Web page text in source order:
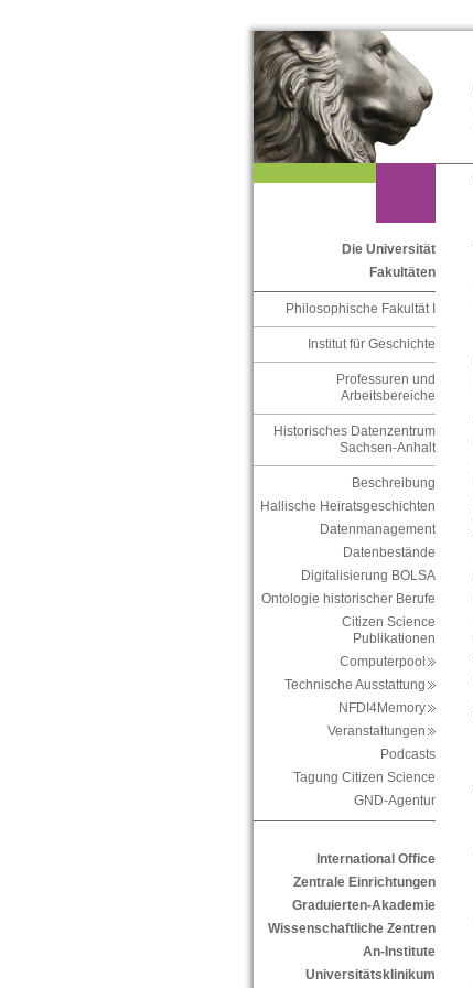
Die Universität
Fakultäten
Philosophische Fakultät I
Institut für Geschichte
Professuren und
Arbeitsbereiche
Historisches Datenzentrum
Sachsen-Anhalt
Beschreibung
Hallische Heiratsgeschichten
Datenmanagement
Datenbestände
Digitalisierung BOLSA
Ontologie historischer Berufe
Citizen Science
Publikationen
Computerpool
Technische Ausstattung
NFDI4Memory
Veranstaltungen
Podcasts
Tagung Citizen Science
GND-Agentur
International Office
Zentrale Einrichtungen
Graduierten-Akademie
Wissenschaftliche Zentren
An-Institute
Universitätsklinikum